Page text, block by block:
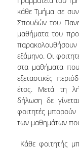
ΝΕΑ
κάθε Τμήμα σε
Σπουδών του
μαθήματα του
εξάμηνο. Οι
στα μαθήματα
εξεταστικές
έτος. Μετά τη
δήλωση δε
φοιτητές
των μαθημάτων
Κάθε φοιτητής